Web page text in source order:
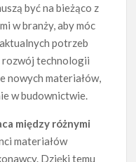
być na bieżąco z
w branży, aby móc
potrzeb
rozwój technologii
nowych materiałów,
w budownictwie.
między różnymi
materiałów
Dzięki temu